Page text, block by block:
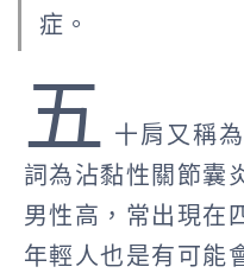
症。
五 十肩又稱
詞為沾黏性關節囊
男性高，常出現在
年輕人也是有可能